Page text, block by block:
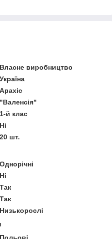
Власне виробництво
Україна
Арахіс
"Валенсія"
1-й клас
Ні
20 шт.
Однорічні
Ні
Так
Так
Низькорослі
Польові